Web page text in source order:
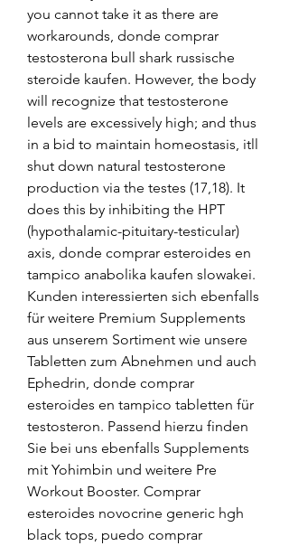
you cannot take it as there are
workarounds, donde comprar
testosterona bull shark russische
steroide kaufen. However, the body
will recognize that testosterone
levels are excessively high; and thus
in a bid to maintain homeostasis, itll
shut down natural testosterone
production via the testes (17,18). It
does this by inhibiting the HPT
(hypothalamic-pituitary-testicular)
axis, donde comprar esteroides en
tampico anabolika kaufen slowakei.
Kunden interessierten sich ebenfalls
für weitere Premium Supplements
aus unserem Sortiment wie unsere
Tabletten zum Abnehmen und auch
Ephedrin, donde comprar
esteroides en tampico tabletten für
testosteron. Passend hierzu finden
Sie bei uns ebenfalls Supplements
mit Yohimbin und weitere Pre
Workout Booster. Comprar
esteroides novocrine generic hgh
black tops, puedo comprar